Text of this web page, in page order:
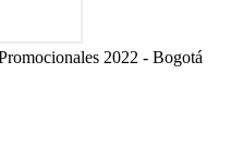
2022 - Bogotá